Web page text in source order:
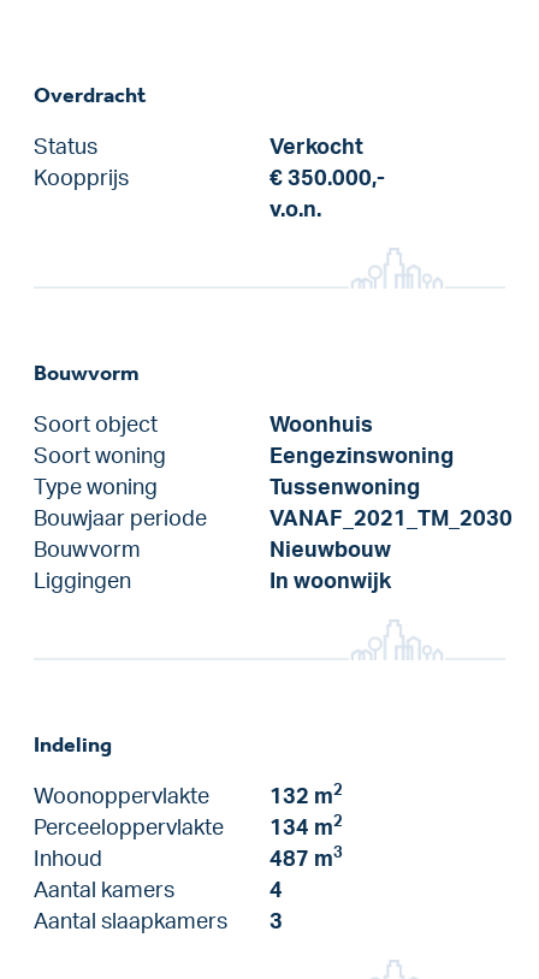
Overdracht
Status
Verkocht
Koopprijs
€ 350.000,-
v.o.n.
Bouwvorm
Soort object
Woonhuis
Soort woning
Eengezinswoning
Type woning
Tussenwoning
Bouwjaar periode
VANAF_2021_TM_2030
Bouwvorm
Nieuwbouw
Liggingen
In woonwijk
Indeling
Woonoppervlakte 132 m2
Perceeloppervlakte 134 m2
Inhoud 487 m3
Aantal kamers
4
Aantal slaapkamers
3